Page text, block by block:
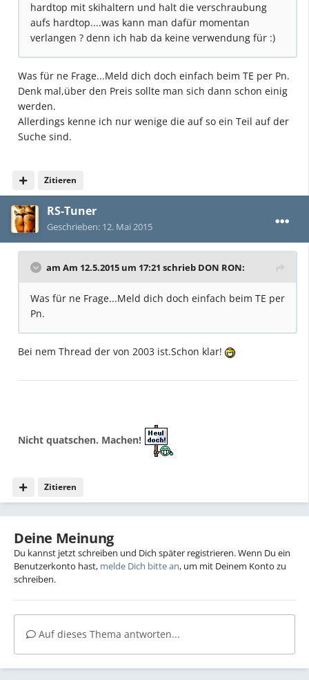
hardtop mit skihaltern und halt die verschraubung
aufs hardtop....was kann man dafür momentan
verlangen ? denn ich hab da keine verwendung für :)
Was für ne Frage...Meld dich doch einfach beim TE per Pn.
Denk mal,über den Preis sollte man sich dann schon einig
werden.
Allerdings kenne ich nur wenige die auf so ein Teil auf der
Suche sind.
Zitieren
RS-Tuner
Geschrieben: 12. Mai 2015
am Am 12.5.2015 um 17:21 schrieb DON RON:
Was für ne Frage...Meld dich doch einfach beim TE per
Pn.
Bei nem Thread der von 2003 ist.Schon klar!
Zitieren
Nicht quatschen. Machen!
Deine Meinung
Du kannst jetzt schreiben und Dich später registrieren. Wenn Du ein
Benutzerkonto hast, melde Dich bitte an, um mit Deinem Konto zu
schreiben.
Auf dieses Thema antworten...